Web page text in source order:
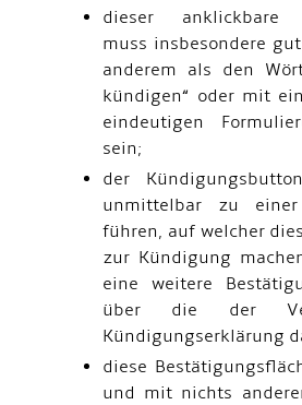
dieser anklickbare
muss insbesondere
anderem als den
kündigen“ oder mit
eindeutigen
sein;
der
unmittelbar zu einer
führen, auf welcher
zur Kündigung
eine weitere
über die der
Kündigungserklärung
diese
und mit nichts